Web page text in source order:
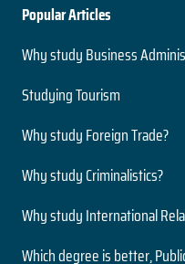
Popular Articles
Why study Business
Studying Tourism
Why study Foreign Trade?
Why study Criminalistics?
Why study International
Which degree is better,